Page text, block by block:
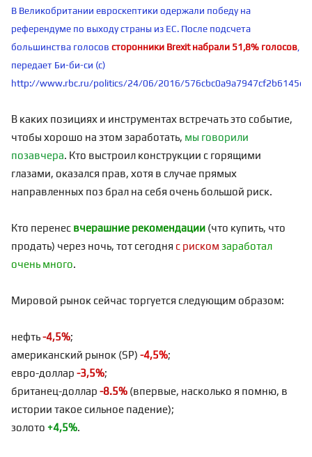
В Великобритании евроскептики одержали победу на
референдуме по выходу страны из ЕС. После подсчета
большинства голосов сторонники Brexit набрали 51,8% голосов
передает Би-би-си (с)
http://www.rbc.ru/politics/24/06/2016/576cbc0a9a7947cf2b6145e5
В каких позициях и инструментах встречать это событие,
чтобы хорошо на этом заработать, мы говорили
позавчера. Кто выстроил конструкции с горящими
глазами, оказался прав, хотя в случае прямых
направленных поз брал на себя очень большой риск.
Кто перенес вчерашние рекомендации (что купить, что
продать) через ночь, тот сегодня с риском заработал
очень много.
Мировой рынок сейчас торгуется следующим образом:
нефть-4,5%;
американский рынок (SP) -4,5%;
евро-доллар -3,5%;
британец-доллар -8.5% (впервые, насколько я помню, в
истории такое сильное падение);
золото +4,5%.